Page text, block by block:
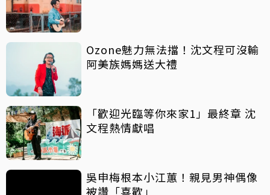
Ozone魅力無法擋！沈文程可沒輸
阿美族媽媽送大禮
「歡迎光臨等你來家1」最終章 沈
文程熱情獻唱
吳申梅根本小江蕙！親見男神偶像
被讚「喜歡」